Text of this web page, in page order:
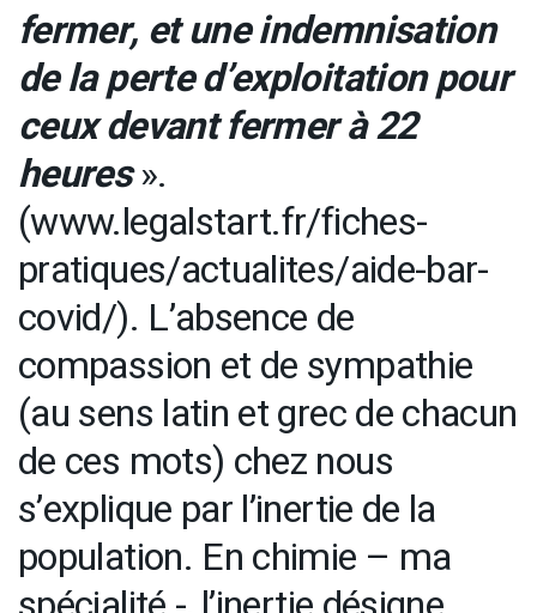
fermer, et une indemnisation
de la perte d’exploitation pour
ceux devant fermer à 22
heures».
(www.legalstart.fr/fiches-
pratiques/actualites/aide-bar-
covid/). L’absence de
compassion et de sympathie
(au sens latin et grec de chacun
de ces mots) chez nous
s’explique par l’inertie de la
population. En chimie – ma